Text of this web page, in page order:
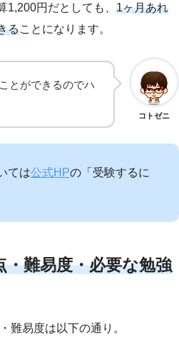
円だとしても、 1ヶ月あれ
ることになります。
コトゼニ
とができるのでハ
ては公式HPの「受験するに
・難易度・必要な勉強
難易度は以下の通り。